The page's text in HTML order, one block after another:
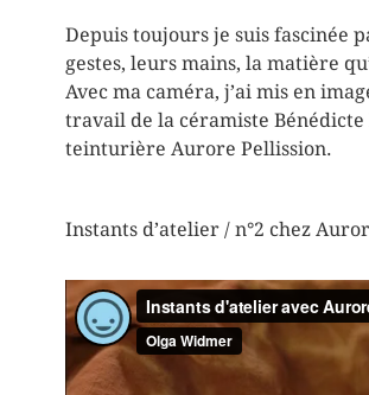
Depuis toujours je suis fascinée
gestes, leurs mains, la matière
Avec ma caméra, j’ai mis en
travail de la céramiste
teinturière Aurore Pellission.
Instants d’atelier / n°2 chez